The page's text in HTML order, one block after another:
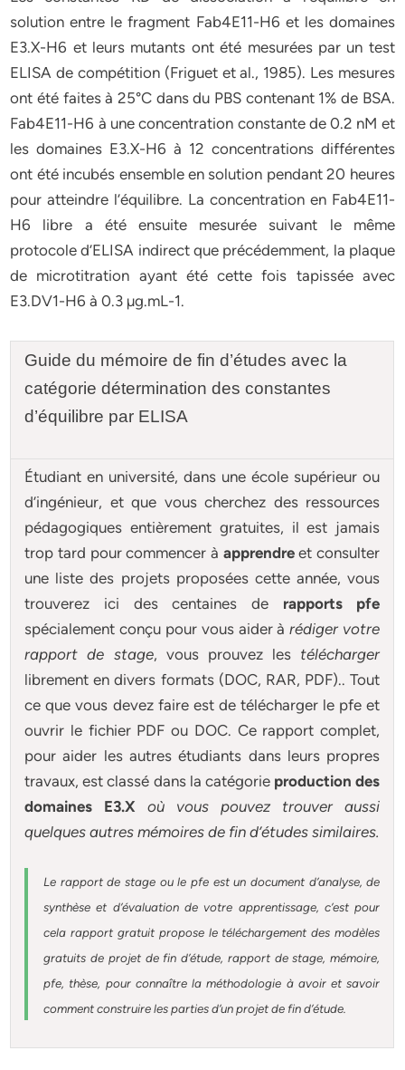
solution entre le fragment Fab4E11-H6 et les domaines
E3.X-H6 et leurs mutants ont été mesurées par un test
ELISA de compétition (Friguet et al., 1985). Les mesures
ont été faites à 25°C dans du PBS contenant 1% de BSA.
Fab4E11-H6 à une concentration constante de 0.2 nM et
les domaines E3.X-H6 à 12 concentrations différentes
ont été incubés ensemble en solution pendant 20 heures
pour atteindre l’équilibre. La concentration en Fab4E11-
H6 libre a été ensuite mesurée suivant le même
protocole d’ELISA indirect que précédemment, la plaque
de microtitration ayant été cette fois tapissée avec
E3.DV1-H6 à 0.3 µg.mL-1.
Guide du mémoire de fin d’études avec la
catégorie détermination des constantes
d’équilibre par ELISA
Étudiant en université, dans une école supérieur ou
d’ingénieur, et que vous cherchez des ressources
pédagogiques entièrement gratuites, il est jamais
trop tard pour commencer à apprendreet consulter
une liste des projets proposées cette année, vous
trouverez ici des centaines de rapports pfe
spécialement conçu pour vous aider àrédiger votre
rapport de stage, vous prouvez les télécharger
librement en divers formats (DOC, RAR, PDF).. Tout
ce que vous devez faire est de télécharger le pfe et
ouvrir le fichier PDF ou DOC. Ce rapport complet,
pour aider les autres étudiants dans leurs propres
travaux, est classé dans la catégorieproduction des
domaines E3.Xoù vous pouvez trouver aussi
quelques autresmémoiresde fin d’études similaires.
Le rapport de stage ou le pfe est un document d’analyse, de
synthèse et d’évaluation de votre apprentissage, c’est pour
cela rapport gratuit propose le téléchargement des modèles
gratuits de projet de fin d’étude, rapport de stage, mémoire,
pfe, thèse, pour connaître la méthodologie à avoir et savoir
comment construire les parties d’un projet de fin d’étude